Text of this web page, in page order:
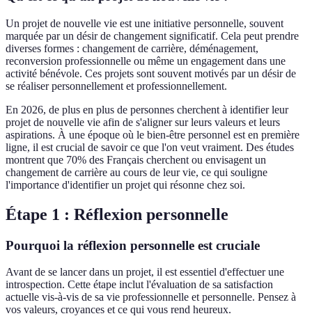
Un projet de nouvelle vie est une initiative personnelle, souvent
marquée par un désir de changement significatif. Cela peut prendre
diverses formes : changement de carrière, déménagement,
reconversion professionnelle ou même un engagement dans une
activité bénévole. Ces projets sont souvent motivés par un désir de
se réaliser personnellement et professionnellement.
En 2026, de plus en plus de personnes cherchent à identifier leur
projet de nouvelle vie afin de s'aligner sur leurs valeurs et leurs
aspirations. À une époque où le bien-être personnel est en première
ligne, il est crucial de savoir ce que l'on veut vraiment. Des études
montrent que 70% des Français cherchent ou envisagent un
changement de carrière au cours de leur vie, ce qui souligne
l'importance d'identifier un projet qui résonne chez soi.
Étape 1 : Réflexion personnelle
Pourquoi la réflexion personnelle est cruciale
Avant de se lancer dans un projet, il est essentiel d'effectuer une
introspection. Cette étape inclut l'évaluation de sa satisfaction
actuelle vis-à-vis de sa vie professionnelle et personnelle. Pensez à
vos valeurs, croyances et ce qui vous rend heureux.